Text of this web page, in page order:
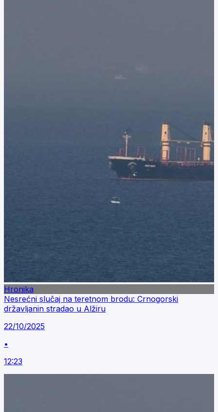
Hronika
Nesrećni slučaj na teretnom brodu: Crnogorski
državljanin stradao u Alžiru
22/10/2025
•
12:23